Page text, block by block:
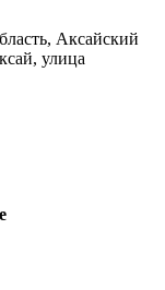
Аксайский
улица